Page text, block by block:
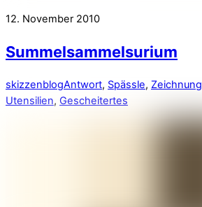
12. November 2010
Summelsammelsurium
skizzenblogAntwort, Spässle, Zeichnung
Utensilien, Gescheitertes